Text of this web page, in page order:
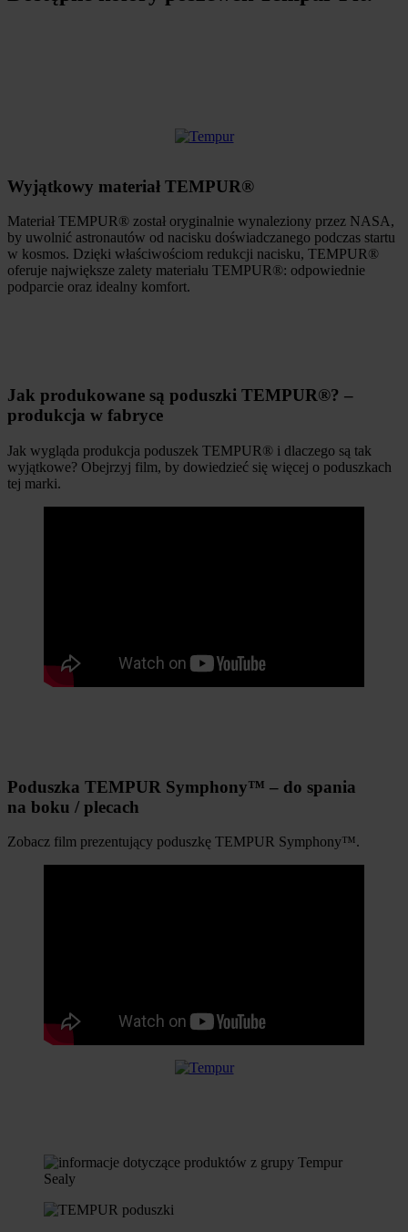
Wyjątkowy materiał TEMPUR®
Materiał TEMPUR® został oryginalnie wynaleziony przez NASA,
by uwolnić astronautów od nacisku doświadczanego podczas startu
w kosmos. Dzięki właściwościom redukcji nacisku, TEMPUR®
oferuje największe zalety materiału TEMPUR®: odpowiednie
podparcie oraz idealny komfort.
Jak produkowane są poduszki TEMPUR®? –
produkcja w fabryce
Jak wygląda produkcja poduszek TEMPUR® i dlaczego są tak
wyjątkowe? Obejrzyj film, by dowiedzieć się więcej o poduszkach
tej marki.
Poduszka TEMPUR Symphony™ – do spania
na boku / plecach
Zobacz film prezentujący poduszkę TEMPUR Symphony™.